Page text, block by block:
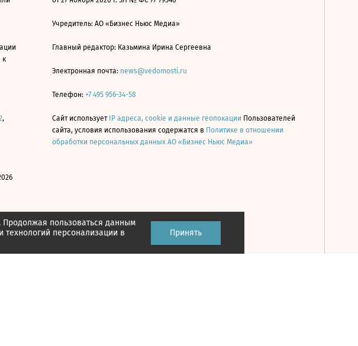
пользоваться данным
персонализации в
Принять
к
,
Учредитель: АО «Бизнес Ньюс Медиа»
Главный редактор: Казьмина Ирина Сергеевна
Электронная почта: news@vedomosti.ru
Телефон: +7 495 956-34-58
Сайт использует IP адреса, cookie и данные геолокации Пользователей
сайта, условия использования содержатся в Политике в отношении
обработки персональных данных АО «Бизнес Ньюс Медиа»